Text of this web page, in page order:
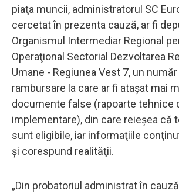
piaţa muncii, administratorul SC
cercetat în prezenta cauză, ar fi
Organismul Intermediar Regional
Operaţional Sectorial Dezvoltarea
Umane - Regiunea Vest 7, un
rambursare la care ar fi ataşat mai
documente false (rapoarte tehnice
implementare), din care reieşea că
sunt eligibile, iar informaţiile
şi corespund realităţii.
„Din probatoriul administrat în